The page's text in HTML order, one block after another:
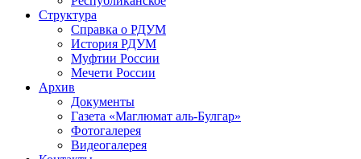
Структура
Справка о РДУМ
История РДУМ
Муфтии России
Мечети России
Архив
Документы
Газета «Маглюмат аль-Булгар»
Фотогалерея
Видеогалерея